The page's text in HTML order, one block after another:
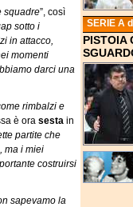
squadre”, così
sotto i
in attacco,
momenti
darci una
rimbalzi e
è ora sesta in
partite che
ma i miei
costruirsi
sapevamo la
SERIE A
PISTOIA